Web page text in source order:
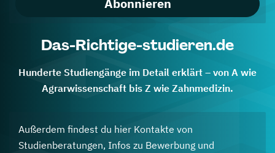
Das-Richtige-studieren.de
Hunderte Studiengänge im Detail erklärt – von A wie
Agrarwissenschaft bis Z wie Zahnmedizin.
Außerdem findest du hier Kontakte von
Studienberatungen, Infos zu Bewerbung und